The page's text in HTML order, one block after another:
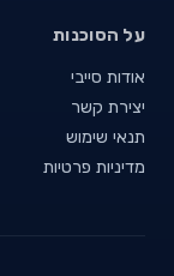
על הסוכנות
אודות סייבי
יצירת קשר
תנאי שימוש
מדיניות פרטיות